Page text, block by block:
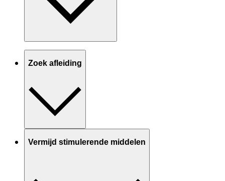
Zoek afleiding
Vermijd stimulerende middelen